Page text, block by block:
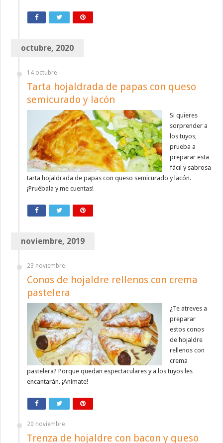
octubre, 2020
14 octubre
Tarta hojaldrada de papas con queso
semicurado y lacón
Si quieres
sorprender a
los tuyos,
prueba a
preparar esta
fácil y sabrosa
tarta hojaldrada de papas con queso semicurado y lacón.
¡Pruébala y me cuentas!
noviembre, 2019
23 noviembre
Conos de hojaldre rellenos con crema
pastelera
¿Te atreves a
preparar
estos conos
de hojaldre
rellenos con
crema
pastelera? Porque quedan espectaculares y a los tuyos les
encantarán. ¡Anímate!
20 noviembre
Trenza de hojaldre con bacon y queso